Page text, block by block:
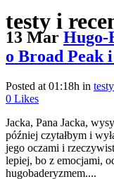
testy i
13 Mar Hugo-
o Broad Peak
Posted at 01:18h in
0 Likes
Jacka, Pana Jacka,
później czytałbym i
jego oczami i
lepiej, bo z emocjami,
hugobaderyzmem....